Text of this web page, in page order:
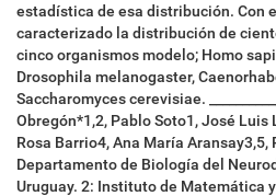
estadística de esa distribución. Con
caracterizado la distribución de
cinco organismos modelo; Homo
Drosophila melanogaster,
Saccharomyces cerevisiae.
Obregón*1,2, Pablo Soto1, José Luis
Rosa Barrio4, Ana María Aransay3,5,
Departamento de Biología del
Uruguay. 2: Instituto de Matemática